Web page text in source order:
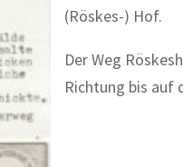
(Röskes-) Hof.
Der Weg
Richtung bis auf